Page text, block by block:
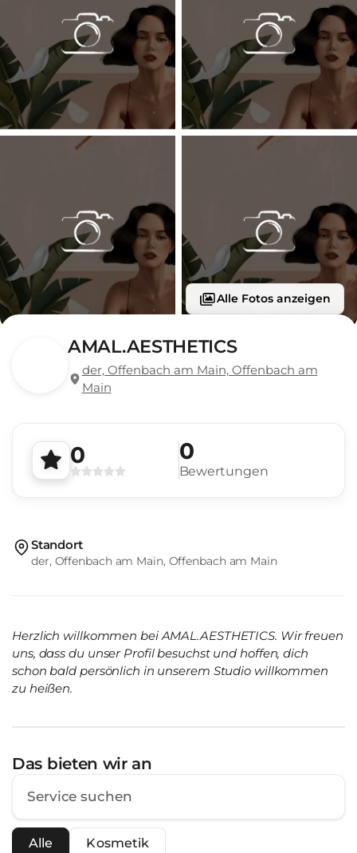
Alle Fotos anzeigen
AMAL.AESTHETICS
der, Offenbach am Main, Offenbach am
Main
0 0
Bewertungen
Standort
der, Offenbach am Main, Offenbach am Main
Herzlich willkommen bei AMAL.AESTHETICS. Wir freuen
uns, dass du unser Profil besuchst und hoffen, dich
schon bald persönlich in unserem Studio willkommen
zu heißen.
Das bieten wir an
Alle Kosmetik